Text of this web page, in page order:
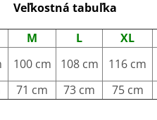
Veľkostná tabuľka
M L XL
100 cm 108 cm 116 cm
71 cm 73 cm 75 cm